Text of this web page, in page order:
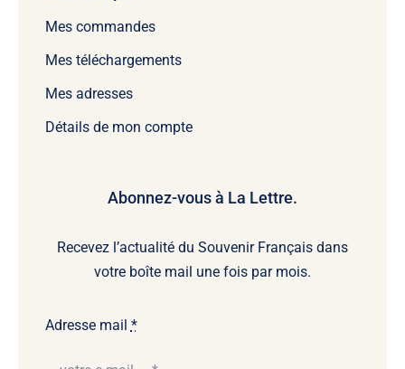
Mes commandes
Mes téléchargements
Mes adresses
Détails de mon compte
Abonnez-vous à La Lettre.
Recevez l’actualité du Souvenir Français dans
votre boîte mail une fois par mois.
Adresse mail *